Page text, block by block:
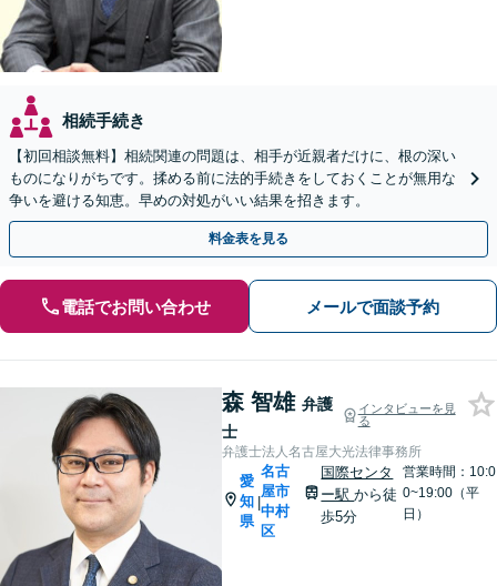
相続手続き
【初回相談無料】相続関連の問題は、相手が近親者だけに、根の深い
ものになりがちです。揉める前に法的手続きをしておくことが無用な
争いを避ける知恵。早めの対処がいい結果を招きます。
料金表を見る
電話でお問い合わせ メールで面談予約
森 智雄 弁護
士
インタビューを見
る
弁護士法人名古屋大光法律事務所
愛
知
県
|
名古
屋市
中村
区
国際センタ
ー駅から徒
歩5分
営業時間：10:0
0~19:00（平
日）